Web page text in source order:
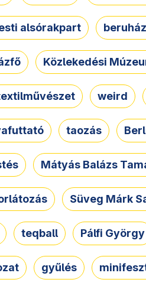
alsórakpart
Közlekedési
weird
taozás
Mátyás Balázs
Süveg Márk
teqball Pálfi György
gyűlés